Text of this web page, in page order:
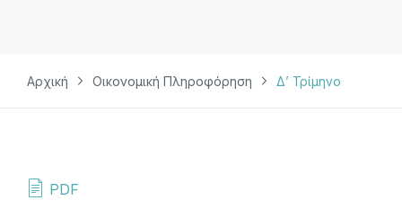
Αρχική Οικονομική Πληροφόρηση Δ’ Τρίμηνο
PDF